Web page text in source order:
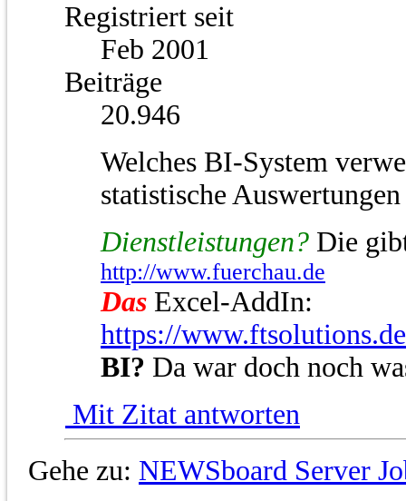
Registriert seit
Feb 2001
Beiträge
20.946
Welches BI-System
statistische
Dienstleistungen? Die
http://www.fuerchau.de
Das Excel-AddIn:
https://
BI? Da war doch noch
Mit Zitat antworten
Gehe zu: NEWSboard Server